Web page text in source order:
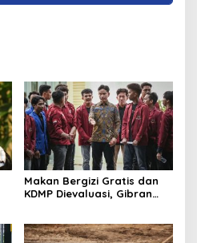
Makan Bergizi Gratis dan
KDMP Dievaluasi, Gibran